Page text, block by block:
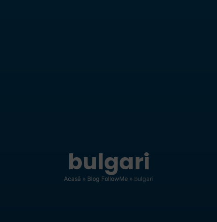
bulgari
Acasă » Blog FollowMe» bulgari